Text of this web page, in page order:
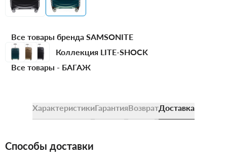
Все товары бренда SAMSONITE
Коллекция LITE-SHOCK
Все товары - БАГАЖ
ХарактеристикиГарантияВозвратДоставка
Способы доставки